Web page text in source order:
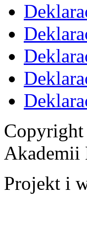
Akademii
Projekt i